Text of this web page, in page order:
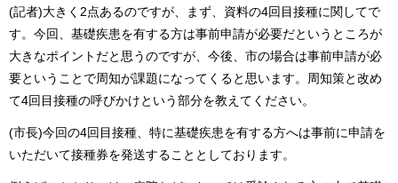
(記者)大きく2点あるのですが、まず、資料の4回目接種に関してで
す。今回、基礎疾患を有する方は事前申請が必要だというところが
大きなポイントだと思うのですが、今後、市の場合は事前申請が必
要ということで周知が課題になってくると思います。周知策と改め
て4回目接種の呼びかけという部分を教えてください。
(市長)今回の4回目接種、特に基礎疾患を有する方へは事前に申請を
いただいて接種券を発送することとしております。